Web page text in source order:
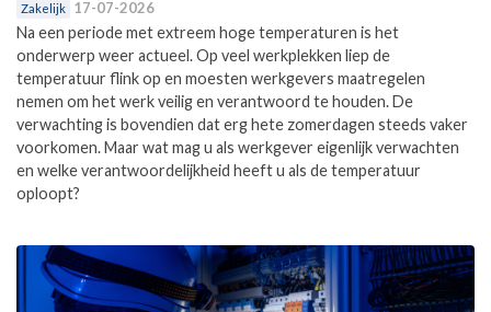
Zakelijk 17-07-2026
Na een periode met extreem hoge temperaturen is het
onderwerp weer actueel. Op veel werkplekken liep de
temperatuur flink op en moesten werkgevers maatregelen
nemen om het werk veilig en verantwoord te houden. De
verwachting is bovendien dat erg hete zomerdagen steeds vaker
voorkomen. Maar wat mag u als werkgever eigenlijk verwachten
en welke verantwoordelijkheid heeft u als de temperatuur
oploopt?